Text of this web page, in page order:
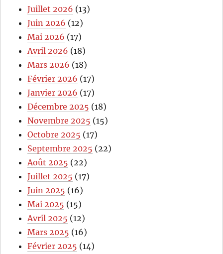
Juillet 2026 (13)
Juin 2026 (12)
Mai 2026 (17)
Avril 2026 (18)
Mars 2026 (18)
Février 2026 (17)
Janvier 2026 (17)
Décembre 2025 (18)
Novembre 2025 (15)
Octobre 2025 (17)
Septembre 2025 (22)
Août 2025 (22)
Juillet 2025 (17)
Juin 2025 (16)
Mai 2025 (15)
Avril 2025 (12)
Mars 2025 (16)
Février 2025 (14)